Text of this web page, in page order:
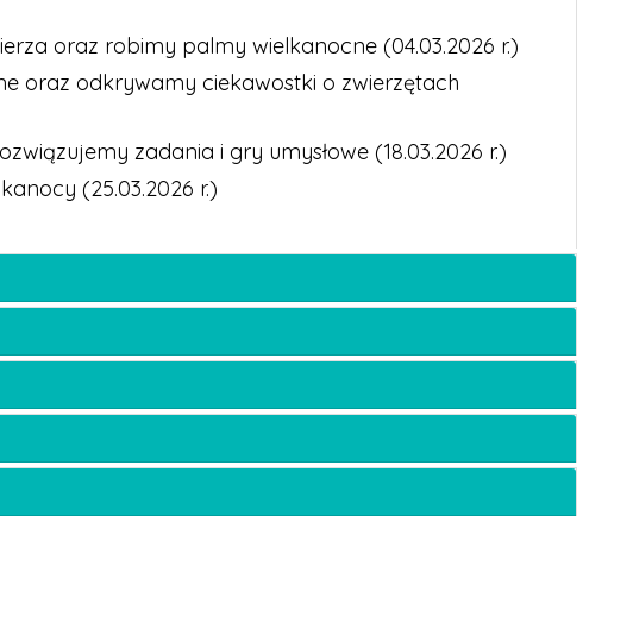
oraz robimy palmy wielkanocne (04.03.2026 r.)
oraz odkrywamy ciekawostki o zwierzętach
zadania i gry umysłowe (18.03.2026 r.)
(25.03.2026 r.)